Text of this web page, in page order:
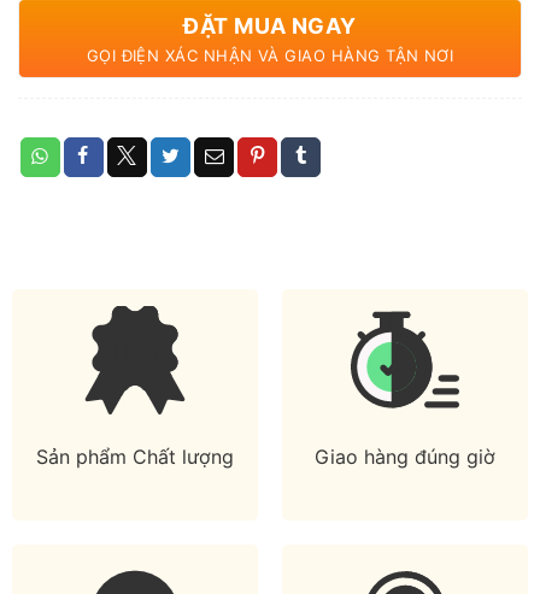
ĐẶT MUA NGAY
GỌI ĐIỆN XÁC NHẬN VÀ GIAO HÀNG TẬN NƠI
Sản phẩm Chất lượng Giao hàng đúng giờ